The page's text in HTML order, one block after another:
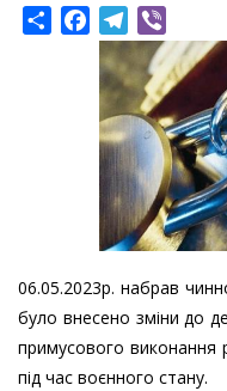
ShareFacebookTelegram
06.05.2023р. набрав
було внесено зміни до
примусового виконання
під час воєнного стану.